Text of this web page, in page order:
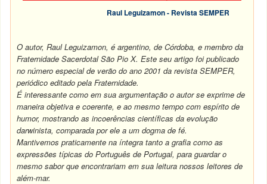
Raul Leguizamon - Revista SEMPER
O autor, Raul Leguizamon, é argentino, de Córdoba, e membro da
Fraternidade Sacerdotal São Pio X. Este seu artigo foi publicado
no número especial de verão do ano 2001 da revista SEMPER,
periódico editado pela Fraternidade.
É interessante como em sua argumentação o autor se exprime de
maneira objetiva e coerente, e ao mesmo tempo com espírito de
humor, mostrando as incoerências científicas da evolução
darwinista, comparada por ele a um dogma de fé.
Mantivemos praticamente na íntegra tanto a grafia como as
expressões típicas do Português de Portugal, para guardar o
mesmo sabor que encontrariam em sua leitura nossos leitores de
além-mar.